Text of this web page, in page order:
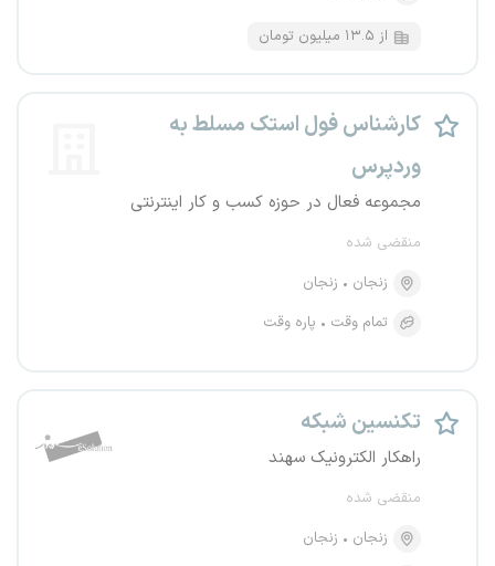
از ۱۳.۵ میلیون تومان
کارشناس فول استک مسلط به
وردپرس
مجموعه فعال در حوزه کسب و کار اینترنتی
منقضی شده
زنجان
زنجان
تمام وقت
پاره وقت
تکنسین شبکه
راهکار الکترونیک سهند
منقضی شده
زنجان
زنجان